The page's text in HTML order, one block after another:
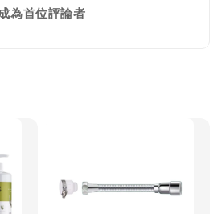
為首位評論者